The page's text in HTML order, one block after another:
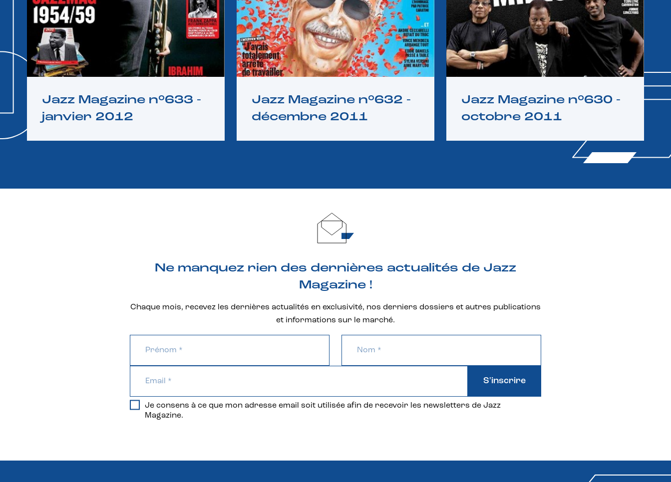
Jazz Magazine n°633 -
janvier 2012
Jazz Magazine n°632 -
décembre 2011
Jazz Magazine n°630 -
octobre 2011
Ne manquez rien des dernières actualités de Jazz
Magazine !
Chaque mois, recevez les dernières actualités en exclusivité, nos derniers dossiers et autres publications
et informations sur le marché.
Je consens à ce que mon adresse email soit utilisée afin de recevoir les newsletters de Jazz
Magazine.
S'inscrire